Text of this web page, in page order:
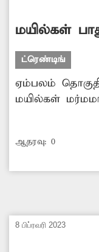
மயில்கள்
ட்ரெண்டிங்
ஏம்பலம் தொகுதி
மயில்கள்
கிடந்தன.
என்ற சந்தேகம்
பறவையான
வனத்துறை
ஆதரவு: 0
8 பிப்ரவரி 2023